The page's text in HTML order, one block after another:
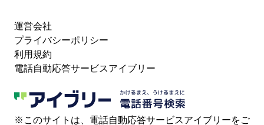
運営会社
プライバシーポリシー
利用規約
電話自動応答サービスアイブリー
※このサイトは、電話自動応答サービスアイブリーをご